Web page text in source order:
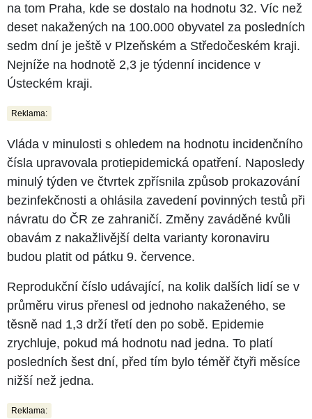
na tom Praha, kde se dostalo na hodnotu 32. Víc než
deset nakažených na 100.000 obyvatel za posledních
sedm dní je ještě v Plzeňském a Středočeském kraji.
Nejníže na hodnotě 2,3 je týdenní incidence v
Ústeckém kraji.
Reklama:
Vláda v minulosti s ohledem na hodnotu incidenčního
čísla upravovala protiepidemická opatření. Naposledy
minulý týden ve čtvrtek zpřísnila způsob prokazování
bezinfekčnosti a ohlásila zavedení povinných testů při
návratu do ČR ze zahraničí. Změny zaváděné kvůli
obavám z nakažlivější delta varianty koronaviru
budou platit od pátku 9. července.
Reprodukční číslo udávající, na kolik dalších lidí se v
průměru virus přenesl od jednoho nakaženého, se
těsně nad 1,3 drží třetí den po sobě. Epidemie
zrychluje, pokud má hodnotu nad jedna. To platí
posledních šest dní, před tím bylo téměř čtyři měsíce
nižší než jedna.
Reklama: